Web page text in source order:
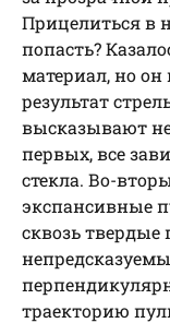
Прицелиться в
попасть?
материал, но
результат
высказывают
первых, все
стекла. Во-
экспансивные
сквозь
траекторию